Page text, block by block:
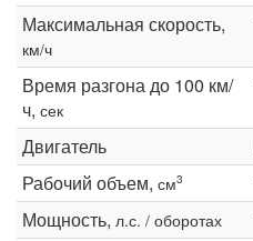
Максимальная скорость,
км/ч
Время разгона до 100 км/
ч, сек
Двигатель
Рабочий объем, см3
Мощность, л.с. / оборотах